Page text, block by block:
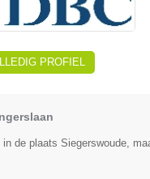
PROFIEL
in de plaats Siegerswoude,